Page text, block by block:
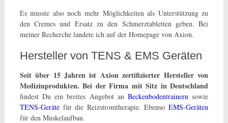
Es musste also noch mehr Möglichkeiten als Unterstützung zu
den Cremes und Ersatz zu den Schmerztabletten geben. Bei
meiner Recherche landete ich auf der Homepage von Axion.
Hersteller von TENS & EMS Geräten
Seit über 15 Jahren ist Axion zertifizierter Hersteller von
Medizinprodukten. Bei der Firma mit Sitz in Deutschland
findest Du ein breites Angebot an Beckenbodentrainernsowie
TENS-Gerätefür die Reizstromtherapie. EbensoEMS-Geräten
für den Muskelaufbau.